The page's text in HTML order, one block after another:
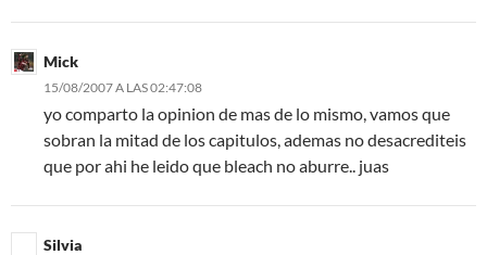
Mick
15/08/2007 A LAS 02:47:08
yo comparto la opinion de mas de lo mismo, vamos que
sobran la mitad de los capitulos, ademas no desacrediteis
que por ahi he leido que bleach no aburre.. juas
Silvia